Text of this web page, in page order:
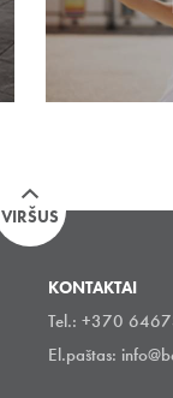
VIRŠUS
KONTAKTAI
Tel.: +370
El.paštas: